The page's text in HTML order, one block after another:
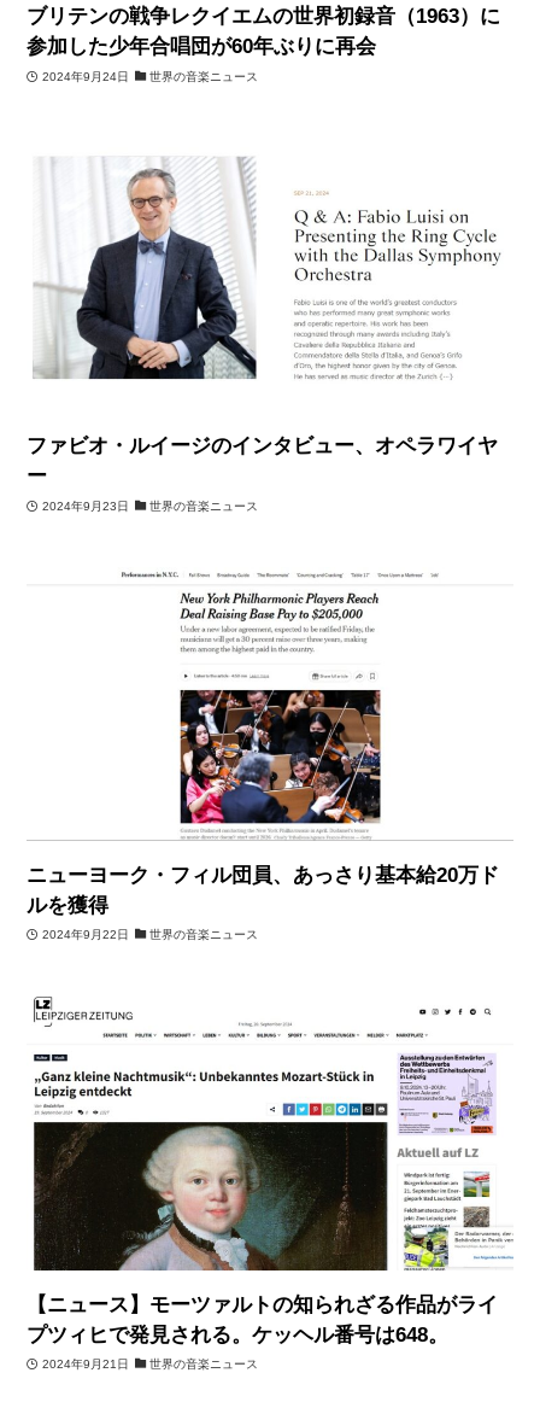
ブリテンの戦争レクイエムの世界初録音（1963）に
参加した少年合唱団が60年ぶりに再会
2024年9月24日 世界の音楽ニュース
ファビオ・ルイージのインタビュー、オペラワイヤ
ー
2024年9月23日 世界の音楽ニュース
ニューヨーク・フィル団員、あっさり基本給20万ド
ルを獲得
2024年9月22日 世界の音楽ニュース
【ニュース】モーツァルトの知られざる作品がライ
プツィヒで発見される。ケッヘル番号は648。
2024年9月21日 世界の音楽ニュース